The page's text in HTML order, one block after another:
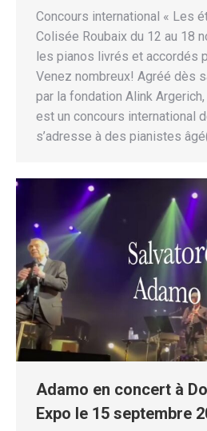
Concours international « Les
Colisée Roubaix du 12 au 18
les pianos livrés et accordés
Venez nombreux! Agréé dès
par la fondation Alink
est un concours international
s’adresse à des pianistes
Adamo en concert à
Expo le 15 septembre